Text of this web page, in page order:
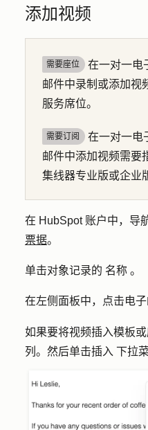
添加视频
需要座位
在一对一电
邮件中录制或添加视
服务席位。
需要订阅
在一对一电
邮件中添加视频需要
集线器专业版或企业
在 HubSpot 账户中，导
票据。
单击对象记录的 名称 。
在左侧面板中，点击电
如果要将视频插入模板
列 。然后单击插入 下拉